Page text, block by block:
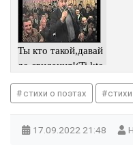
Ты кто такой,давай
до свидания!(Ti kto
стихи о поэтах
17.09.2022 21:48